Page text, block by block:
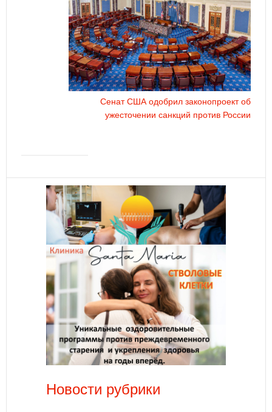
Сенат США одобрил законопроект об
ужесточении санкций против России
Новости рубрики